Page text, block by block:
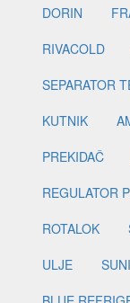
DORIN
RIVACOLD
SEPARATOR
KUTNIK
PREKIDAČ
REGULATOR
ROTALOK
ULJE